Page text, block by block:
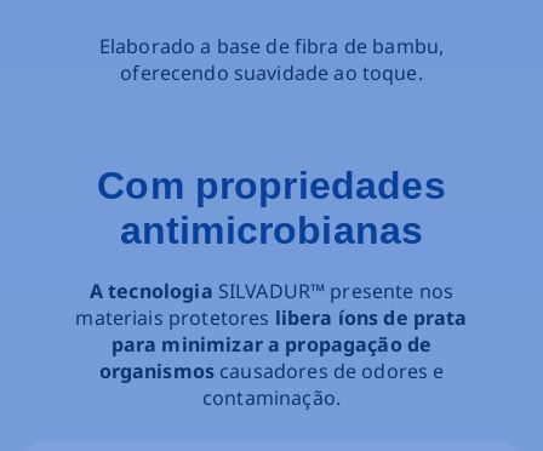
Elaborado a base de fibra de bambu,
oferecendo suavidade ao toque.
Com propriedades
antimicrobianas
A tecnologia SILVADUR™ presente nos
materiais protetores libera íons de prata
para minimizar a propagação de
organismos causadores de odores e
contaminação.